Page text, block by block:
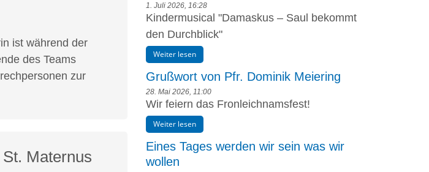
ist während der
des Teams
zur
Maternus
1. Juli 2026, 16:28
Kindermusical "Damaskus – Saul bekommt
den Durchblick"
Weiter lesen
Grußwort von Pfr. Dominik Meiering
28. Mai 2026, 11:00
Wir feiern das Fronleichnamsfest!
Weiter lesen
Eines Tages werden wir sein was wir
wollen